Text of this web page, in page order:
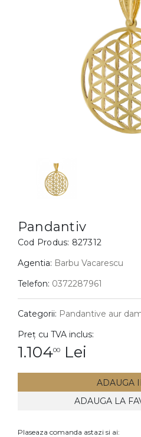
BIJUTERII COPII
Cercei
Bratari
Coliere
Lanturi
Pandantive
Inele
Cercei
Bratari
Lanturi
Pandantiv
Cod Produs: 827312
Agentia: Barbu Vacarescu
Telefon: 0372287961
Categorii: Pandantive aur
Preț cu TVA inclus:
1.10400 Lei
ADAUGA
ADAUGA LA
Plaseaza comanda astazi si ai: